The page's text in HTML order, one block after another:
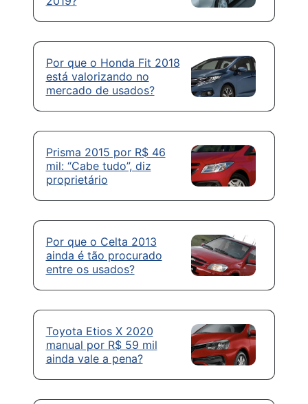
Por que o Honda Fit 2018
está valorizando no
mercado de usados?
Prisma 2015 por R$ 46
mil: “Cabe tudo”, diz
proprietário
Por que o Celta 2013
ainda é tão procurado
entre os usados?
Toyota Etios X 2020
manual por R$ 59 mil
ainda vale a pena?